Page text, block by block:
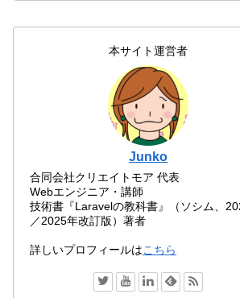
本サイト運営者
Junko
合同会社クリエイトモア 代表
Webエンジニア・講師
技術書『Laravelの教科書』（ソシム、
／2025年改訂版）著者
詳しいプロフィールはこちら